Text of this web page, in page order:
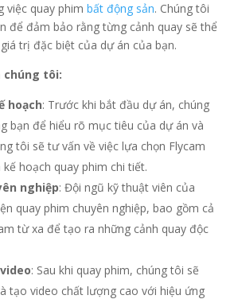
việc quay phimbất động sản. Chúng tôi
để đảm bảo rằng từng cảnh quay sẽ thể
trị đặc biệt của dự án của bạn.
chúng tôi:
hoạch: Trước khi bắt đầu dự án, chúng
bạn để hiểu rõ mục tiêu của dự án và
tôi sẽ tư vấn về việc lựa chọn Flycam
hoạch quay phim chi tiết.
nghiệp: Đội ngũ kỹ thuật viên của
quay phim chuyên nghiệp, bao gồm cả
từ xa để tạo ra những cảnh quay độc
: Sau khi quay phim, chúng tôi sẽ
tạo video chất lượng cao với hiệu ứng